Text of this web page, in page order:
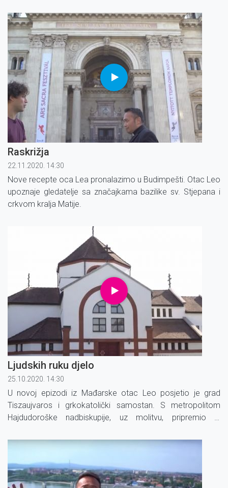
Raskrižja
22.11.2020. 14:30
Nove recepte oca Lea pronalazimo u Budimpešti. Otac Leo
upoznaje gledatelje sa značajkama bazilike sv. Stjepana i
crkvom kralja Matije.
Ljudskih ruku djelo
25.10.2020. 14:30
U novoj epizodi iz Mađarske otac Leo posjetio je grad
Tiszaujvaros i grkokatolički samostan. S metropolitom
Hajdudoroške nadbiskupije, uz molitvu, pripremio je
najboljih mađarskih vina.